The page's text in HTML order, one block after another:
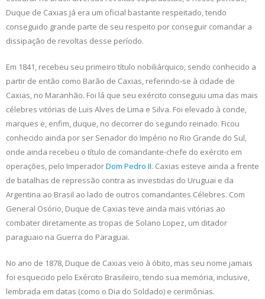
Duque de Caxias já era um oficial bastante respeitado, tendo
conseguido grande parte de seu respeito por conseguir comandar a
dissipação de revoltas desse período.
Em 1841, recebeu seu primeiro título nobiliárquico, sendo conhecido a
partir de então como Barão de Caxias, referindo-se à cidade de
Caxias, no Maranhão. Foi lá que seu exército conseguiu uma das mais
célebres vitórias de Luis Alves de Lima e Silva. Foi elevado à conde,
marques e, enfim, duque, no decorrer do segundo reinado. Ficou
conhecido ainda por ser Senador do Império no Rio Grande do Sul,
onde ainda recebeu o título de comandante-chefe do exército em
operações, pelo ImperadorDom Pedro II. Caxias esteve ainda a frente
de batalhas de repressão contra as investidas do Uruguai e da
Argentina ao Brasil ao lado de outros comandantes Célebres. Com
General Osório, Duque de Caxias teve ainda mais vitórias ao
combater diretamente as tropas de Solano Lopez, um ditador
paraguaio na Guerra do Paraguai.
No ano de 1878, Duque de Caxias veio à óbito, mas seu nome jamais
foi esquecido pelo Exército Brasileiro, tendo sua memória, inclusive,
lembrada em datas (como o Dia do Soldado) e cerimônias.